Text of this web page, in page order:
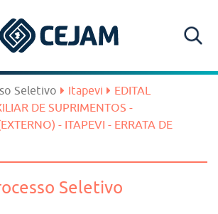
Seletivo Itapevi
EDITAL
DE SUPRIMENTOS -
- ITAPEVI - ERRATA DE
Seletivo